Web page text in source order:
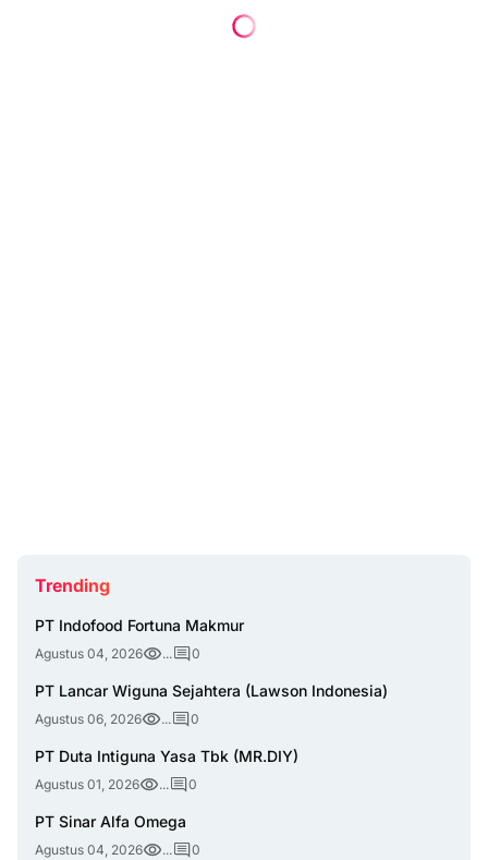
Trending
PT Indofood Fortuna Makmur
Agustus 04, 2026 ... 0
PT Lancar Wiguna Sejahtera (Lawson Indonesia)
Agustus 06, 2026 ... 0
PT Duta Intiguna Yasa Tbk (MR.DIY)
Agustus 01, 2026 ... 0
PT Sinar Alfa Omega
Agustus 04, 2026 ... 0